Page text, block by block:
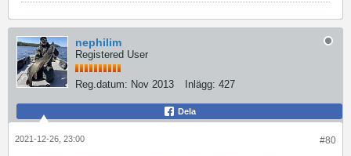
nephilim
Registered User
Reg.datum: Nov 2013 Inlägg: 427
Dela
#80
2021-12-26, 23:00